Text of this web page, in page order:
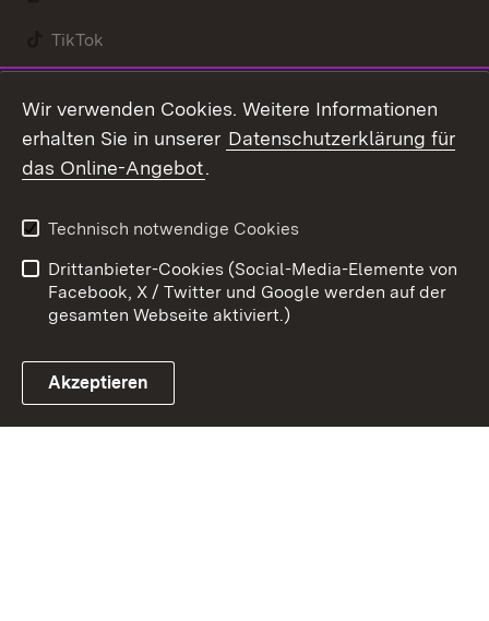
TikTok
Link zum Landesportal
Kontakt
Barrierefreiheit
Impressum
Cookies
Wir verwenden Cookies. Weitere Informationen
erhalten Sie in unserer Datenschutzerklärung für
das Online-Angebot.
Technisch notwendige Cookies
Drittanbieter-Cookies (Social-Media-Elemente von
Facebook, X / Twitter und Google werden auf der
gesamten Webseite aktiviert.)
Akzeptieren